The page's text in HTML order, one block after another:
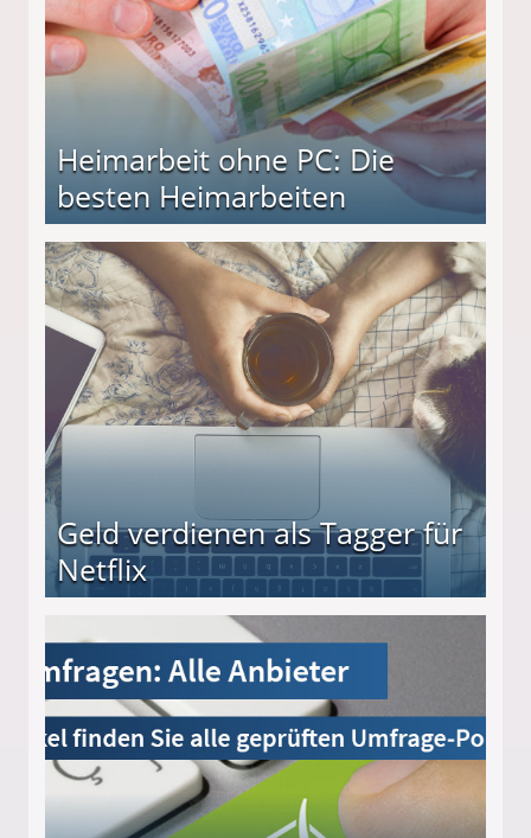
Heimarbeit ohne PC: Die
besten Heimarbeiten
Geld verdienen als Tagger für
Netflix